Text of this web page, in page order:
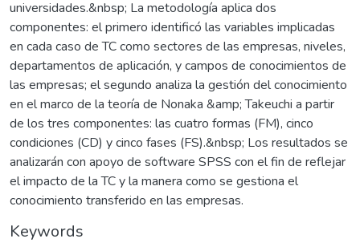
universidades.&nbsp; La metodología aplica dos
componentes: el primero identificó las variables implicadas
en cada caso de TC como sectores de las empresas, niveles,
departamentos de aplicación, y campos de conocimientos de
las empresas; el segundo analiza la gestión del conocimiento
en el marco de la teoría de Nonaka &amp; Takeuchi a partir
de los tres componentes: las cuatro formas (FM), cinco
condiciones (CD) y cinco fases (FS).&nbsp; Los resultados se
analizarán con apoyo de software SPSS con el fin de reflejar
el impacto de la TC y la manera como se gestiona el
conocimiento transferido en las empresas.
Keywords